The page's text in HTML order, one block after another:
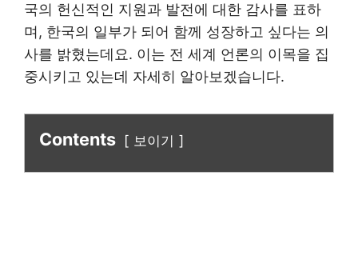
국의 헌신적인 지원과 발전에 대한 감사를 표하
며, 한국의 일부가 되어 함께 성장하고 싶다는 의
사를 밝혔는데요. 이는 전 세계 언론의 이목을 집
중시키고 있는데 자세히 알아보겠습니다.
Contents 보이기